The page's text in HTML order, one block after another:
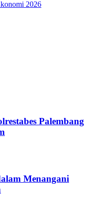
2026
Palembang
Menangani